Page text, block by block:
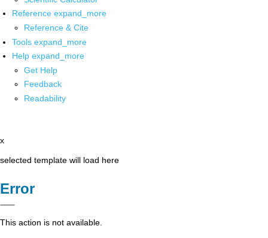
Reference expand_more
Reference & Cite
Tools expand_more
Help expand_more
Get Help
Feedback
Readability
x
selected template will load here
Error
This action is not available.